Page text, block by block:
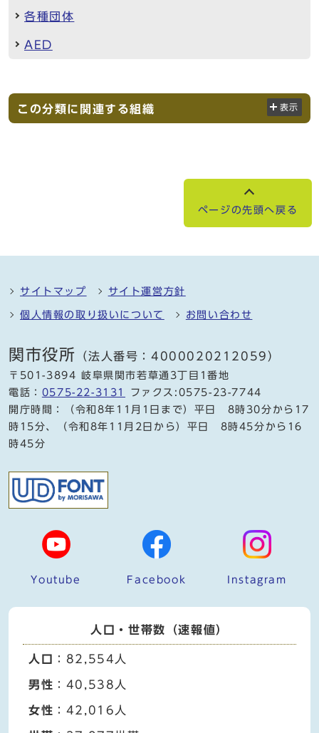
各種団体
AED
この分類に関連する組織 表示
ページの先頭へ戻る
サイトマップ サイト運営方針
個人情報の取り扱いについて お問い合わせ
関市役所 （法人番号：4000020212059）
〒501-3894 岐阜県関市若草通3丁目1番地
電話： 0575-22-3131
ファクス:0575-23-7744
開庁時間：（令和8年11月1日まで）平日 8時30分から17
時15分、（令和8年11月2日から）平日 8時45分から16
時45分
Youtube Facebook Instagram
人口・世帯数（速報値）
人口 ：82,554人
男性 ：40,538人
女性 ：42,016人